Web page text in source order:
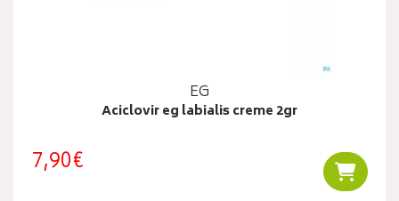
EG
Aciclovir eg labialis creme 2gr
7,90€